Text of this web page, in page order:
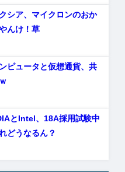
シア、マイクロンのおか
んけ！草
ピュータと仮想通貨、共
とIntel、18A採用試験中
どうなるん？